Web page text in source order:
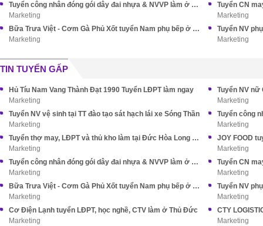
Tuyển công nhân đóng gói dây đai nhựa & NVVP làm ở Nhà Bè
Marketing
Marketing
Bữa Trưa Việt - Cơm Gà Phủ Xốt tuyển Nam phụ bếp ở Tân Bình
Marketing
Marketing
TIN TUYỂN GẤP
Hủ Tíu Nam Vang Thành Đạt 1990 Tuyển LĐPT làm ngay
Marketing
Tuyển NV nữ
Marketing
Tuyển NV vệ sinh tại TT đào tạo sát hạch lái xe Sóng Thần
Marketing
Tuyển công
Marketing
Tuyển thợ may, LĐPT và thủ kho làm tại Đức Hòa Long An (cũ)
Marketing
JOY FOOD
Marketing
Tuyển công nhân đóng gói dây đai nhựa & NVVP làm ở Nhà Bè
Marketing
Marketing
Bữa Trưa Việt - Cơm Gà Phủ Xốt tuyển Nam phụ bếp ở Tân Bình
Marketing
Marketing
Cơ Điện Lạnh tuyển LĐPT, học nghề, CTV làm ở Thủ Đức
Marketing
CTY
Marketing